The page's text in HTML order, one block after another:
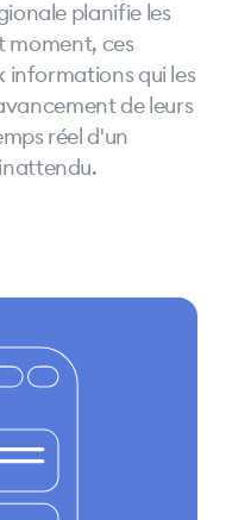
planifie les
moment, ces
informations qui les
de leurs
réel d'un